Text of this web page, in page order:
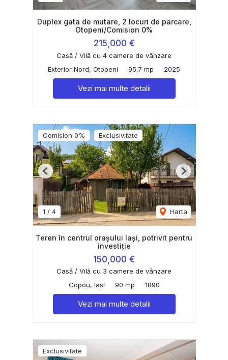
Duplex gata de mutare, 2 locuri de parcare,
Otopeni/Comision 0%
215,000 €
Casă / Vilă cu 4 camere de vânzare
Exterior Nord, Otopeni
95.7 mp 2025
Vezi mai multe detalii
Comision 0% Exclusivitate
1 / 4 Harta
Previous Next
Teren în centrul orașului Iași, potrivit pentru
investiție
150,000 €
Casă / Vilă cu 3 camere de vânzare
Copou, Iasi
90 mp 1890
Vezi mai multe detalii
Exclusivitate